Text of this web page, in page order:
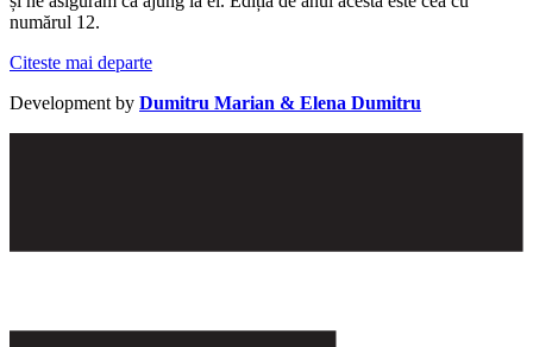
numărul 12.
Citeste mai departe
Development by Dumitru Marian & Elena Dumitru